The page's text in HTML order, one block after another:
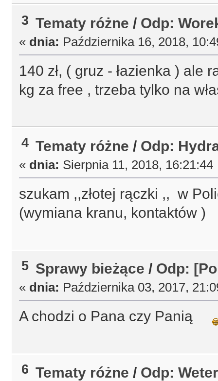
3 Tematy różne / Odp:
« dnia: Października 16, 2018,
140 zł, ( gruz - łazienka ) ale
kg za free , trzeba tylko na
4 Tematy różne / Odp:
« dnia: Sierpnia 11, 2018,
szukam ,,złotej rączki ,, w
(wymiana kranu, kontaktów )
5 Sprawy bieżące / Odp:
« dnia: Października 03, 2017,
A chodzi o Pana czy Panią
6 Tematy różne / Odp: